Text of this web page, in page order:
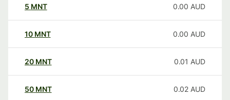
5 MNT 0.00 AUD
10 MNT 0.00 AUD
20 MNT 0.01 AUD
50 MNT 0.02 AUD